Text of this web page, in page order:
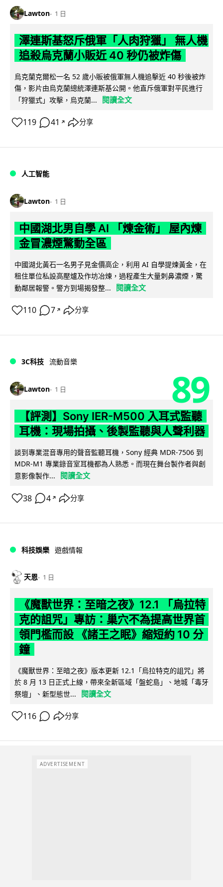
Lawton 1 日
澤連斯基怒斥俄軍「人肉狩獵」 無人機
追殺烏克蘭小販近 40 秒仍被炸傷
烏克蘭克爾松一名 52 歲小販被俄軍無人機追擊近 40 秒後被炸
傷，影片由烏克蘭總統澤連斯基公開。他直斥俄軍對平民進行
「狩獵式」攻擊，烏克蘭...
閱讀全文
119 41 ↗ 分享
人工智能
Lawton 1 日
中國湖北男自學 AI 「煉金術」 屋內煉
金冒濃煙驚動全區
中國湖北黃石一名男子見金價高企，利用 AI 自學提煉黃金，在
租住單位私設高壓爐及作坊冶煉，過程產生大量刺鼻濃煙，驚
動鄰居報警。警方到場揭發整...
閱讀全文
110 7 ↗ 分享
3C科技 流動音樂
Lawton 1 日 89
【評測】Sony IER-M500 入耳式監聽
耳機：現場拍攝、後製監聽與人聲利器
談到專業混音專用的聲音監聽耳機，Sony 經典 MDR-7506 到
MDR-M1 專業錄音室耳機都為人熟悉。而現在舞台製作者與創
意影像製作...
閱讀全文
38 4 ↗ 分享
科技娛樂 遊戲情報
天恩 1 日
《魔獸世界：至暗之夜》12.1 「烏拉特
克的詛咒」專訪：巢穴不為提高世界首
領門檻而設 《諸王之眠》縮短約 10 分
鐘
《魔獸世界：至暗之夜》版本更新 12.1「烏拉特克的詛咒」將
於 8 月 13 日正式上線，帶來全新區域「盤蛇島」、地城「毒牙
祭壇」、新型態世...
閱讀全文
116 分享
ADVERTISEMENT